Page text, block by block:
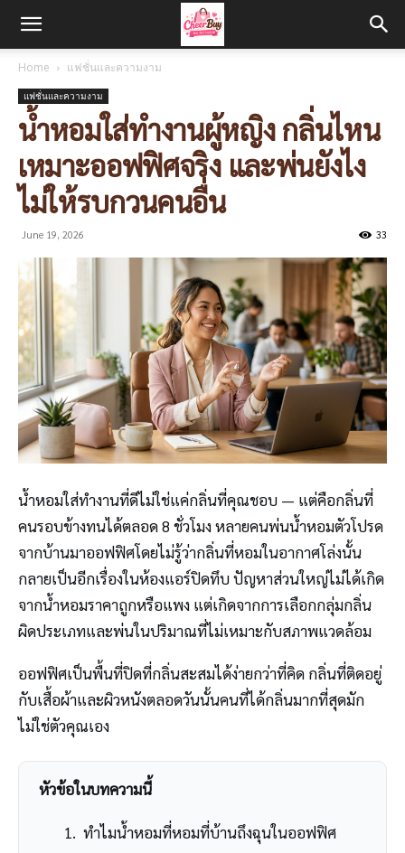
Home แฟชั่นและความงาม
แฟชั่นและความงาม
น้ำหอมใส่ทำงานผู้หญิง กลิ่นไหน
เหมาะออฟฟิศจริง และพ่นยังไง
ไม่ให้รบกวนคนอื่น
June 19, 2026 33
น้ำหอมใส่ทำงานที่ดีไม่ใช่แค่กลิ่นที่คุณชอบ — แต่คือกลิ่นที่
คนรอบข้างทนได้ตลอด 8 ชั่วโมง หลายคนพ่นน้ำหอมตัวโปรด
จากบ้านมาออฟฟิศโดยไม่รู้ว่ากลิ่นที่หอมในอากาศโล่งนั้น
กลายเป็นอีกเรื่องในห้องแอร์ปิดทึบ ปัญหาส่วนใหญ่ไม่ได้เกิด
จากน้ำหอมราคาถูกหรือแพง แต่เกิดจากการเลือกกลุ่มกลิ่น
ผิดประเภทและพ่นในปริมาณที่ไม่เหมาะกับสภาพแวดล้อม
ออฟฟิศเป็นพื้นที่ปิดที่กลิ่นสะสมได้ง่ายกว่าที่คิด กลิ่นที่ติดอยู่
กับเสื้อผ้าและผิวหนังตลอดวันนั้นคนที่ได้กลิ่นมากที่สุดมัก
ไม่ใช่ตัวคุณเอง
หัวข้อในบทความนี้
ทำไมน้ำหอมที่หอมที่บ้านถึงฉุนในออฟฟิศ